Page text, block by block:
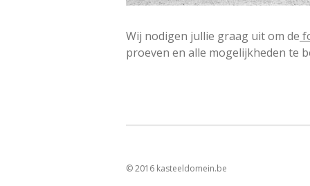
Wij nodigen jullie graag uit om de
proeven en alle mogelijkheden te
© 2016 kasteeldomein.be